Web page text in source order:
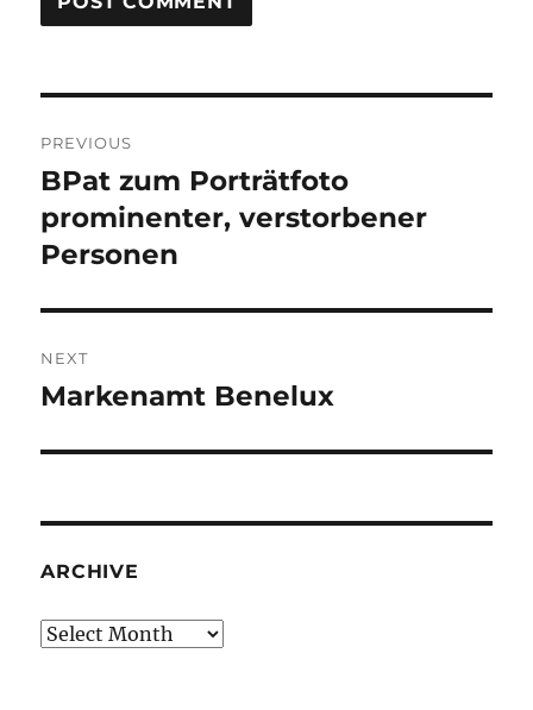
navigation
PREVIOUS
Previous
post:
BPat zum Porträtfoto
prominenter, verstorbener
Personen
NEXT
Next
Markenamt Benelux
ARCHIVE
Archive